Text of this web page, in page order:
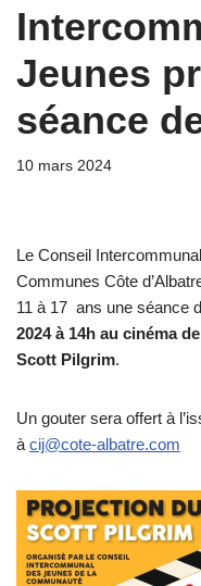
Jeunes
séance
10 mars 2024
Le Conseil
Communes Côte
11 à 17 ans une séance
2024 à 14h au cinéma
Scott Pilgrim.
Un gouter sera offert à
à cij@cote-albatre.com